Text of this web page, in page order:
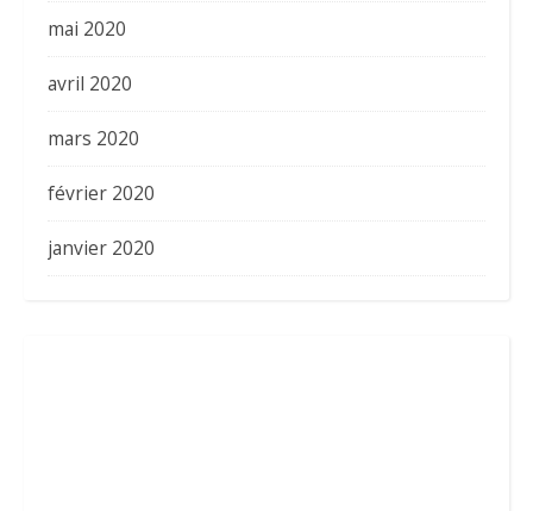
mai 2020
avril 2020
mars 2020
février 2020
janvier 2020